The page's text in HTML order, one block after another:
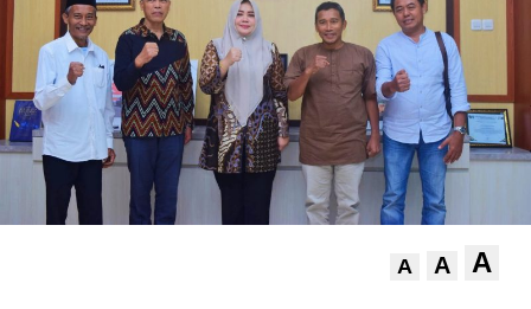
A A A